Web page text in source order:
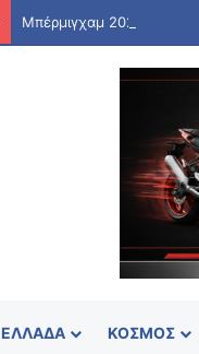
Μπέρμιγχαμ 2026: Οι
ΕΛΛΆΔΑ ΚΌΣΜΟΣ